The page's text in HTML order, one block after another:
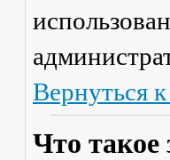
Вернуться
Что такое